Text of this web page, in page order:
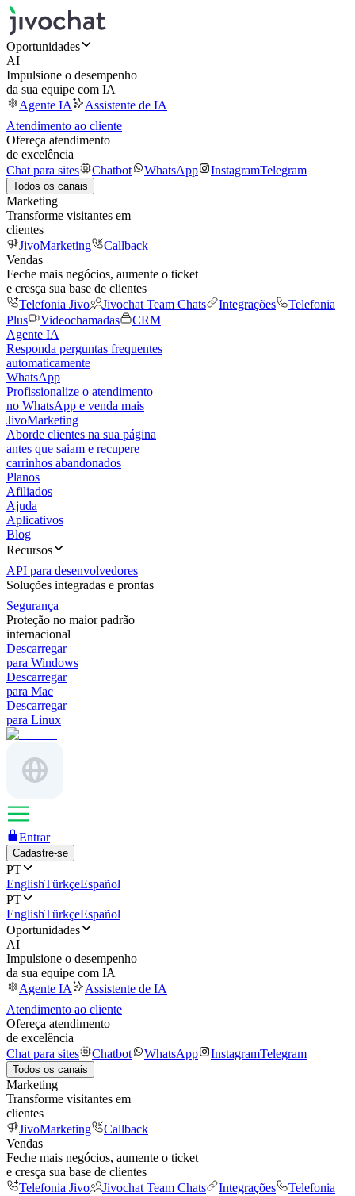
Oportunidades
AI
Impulsione o desempenho
da sua equipe com IA
Agente IA
Assistente de IA
Atendimento ao cliente
Ofereça atendimento
de excelência
Chat para sites
Chatbot WhatsApp InstagramTelegram
Todos os canais
Marketing
Transforme visitantes em
clientes
JivoMarketing
Callback
Vendas
Feche mais negócios, aumente o ticket
e cresça sua base de clientes
Telefonia Jivo
Jivochat Team Chats Integrações
Telefonia
Plus
Videochamadas
CRM
Agente IA
Responda perguntas frequentes
automaticamente
WhatsApp
Profissionalize o atendimento
no WhatsApp e venda mais
JivoMarketing
Aborde clientes na sua página
antes que saiam e recupere
carrinhos abandonados
Planos
Afiliados
Ajuda
Aplicativos
Blog
Recursos
API para desenvolvedores
Soluções integradas e prontas
Segurança
Proteção no maior padrão
internacional
Descarregar
para Windows
Descarregar
para Mac
Descarregar
para Linux
Entrar
Cadastre-se
PT
EnglishTürkçeEspañol
PT
EnglishTürkçeEspañol
Oportunidades
AI
Impulsione o desempenho
da sua equipe com IA
Agente IA
Assistente de IA
Atendimento ao cliente
Ofereça atendimento
de excelência
Chat para sites
Chatbot WhatsApp InstagramTelegram
Todos os canais
Marketing
Transforme visitantes em
clientes
JivoMarketing
Callback
Vendas
Feche mais negócios, aumente o ticket
e cresça sua base de clientes
Telefonia Jivo
Jivochat Team Chats Integrações
Telefonia